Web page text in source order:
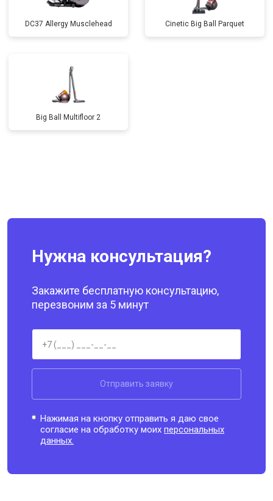
DC37 Allergy Musclehead Cinetic Big Ball Parquet
Big Ball Multifloor 2
Нужна консультация?
Закажите бесплатную консультацию,
перезвоним за 5 минут
Отправить заявку
Нажимая на кнопку отправить я даю свое
согласие на обработку моихперсональных
данных.